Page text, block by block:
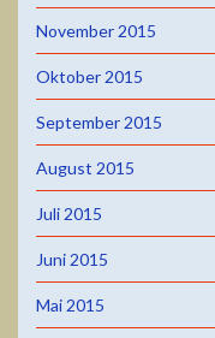
November 2015
Oktober 2015
September 2015
August 2015
Juli 2015
Juni 2015
Mai 2015